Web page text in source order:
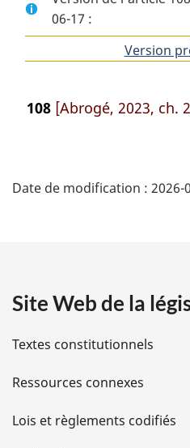
06-17 :
Version
108 [Abrogé, 2023, ch.
é
i
l
s
d
Date de modification : 2026-
Site Web de la
Textes constitutionnels
Ressources connexes
Lois et règlements codifiés